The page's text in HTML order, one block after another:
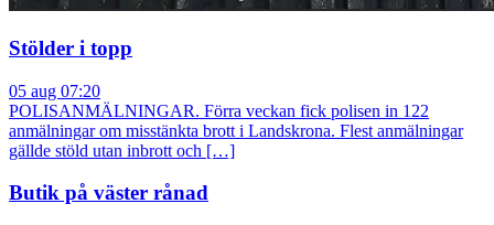
Stölder i topp
05 aug 07:20
POLISANMÄLNINGAR. Förra veckan fick polisen in 122
anmälningar om misstänkta brott i Landskrona. Flest anmälningar
gällde stöld utan inbrott och […]
Butik på väster rånad